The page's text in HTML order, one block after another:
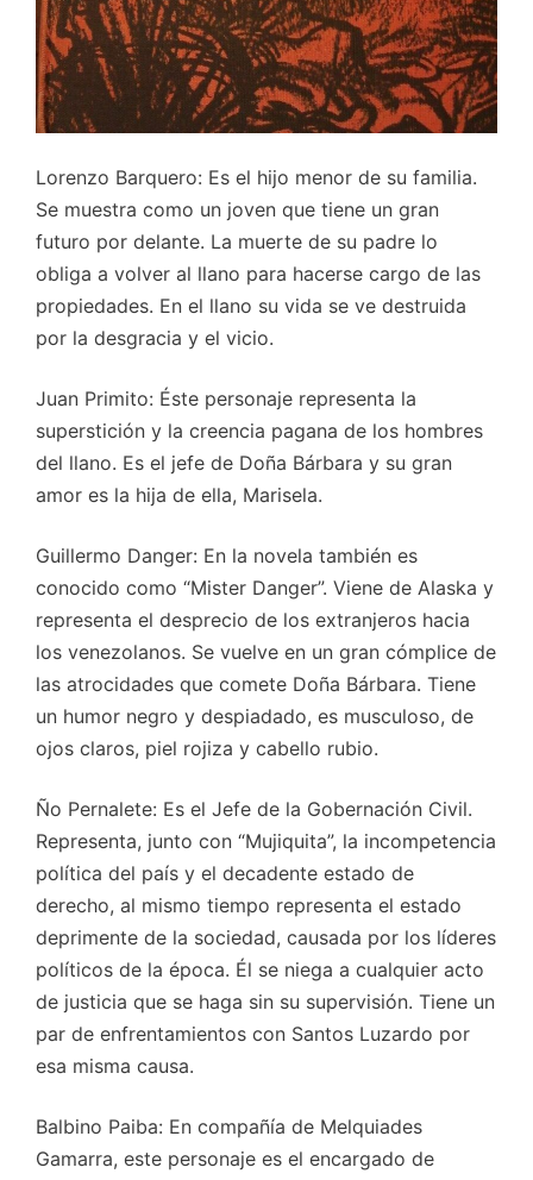
Lorenzo Barquero: Es el hijo menor de su familia.
Se muestra como un joven que tiene un gran
futuro por delante. La muerte de su padre lo
obliga a volver al llano para hacerse cargo de las
propiedades. En el llano su vida se ve destruida
por la desgracia y el vicio.
Juan Primito: Éste personaje representa la
superstición y la creencia pagana de los hombres
del llano. Es el jefe de Doña Bárbara y su gran
amor es la hija de ella, Marisela.
Guillermo Danger: En la novela también es
conocido como “Mister Danger”. Viene de Alaska y
representa el desprecio de los extranjeros hacia
los venezolanos. Se vuelve en un gran cómplice de
las atrocidades que comete Doña Bárbara. Tiene
un humor negro y despiadado, es musculoso, de
ojos claros, piel rojiza y cabello rubio.
Ño Pernalete: Es el Jefe de la Gobernación Civil.
Representa, junto con “Mujiquita”, la incompetencia
política del país y el decadente estado de
derecho, al mismo tiempo representa el estado
deprimente de la sociedad, causada por los líderes
políticos de la época. Él se niega a cualquier acto
de justicia que se haga sin su supervisión. Tiene un
par de enfrentamientos con Santos Luzardo por
esa misma causa.
Balbino Paiba: En compañía de Melquiades
Gamarra, este personaje es el encargado de